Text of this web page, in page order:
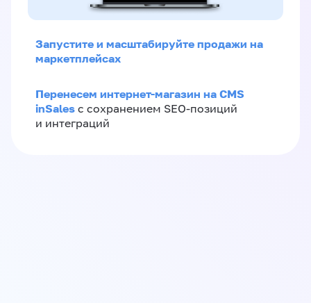
Запустите и масштабируйте продажи на
маркетплейсах
Перенесем интернет-магазин на CMS
inSales с сохранением SEO-позиций
и интеграций